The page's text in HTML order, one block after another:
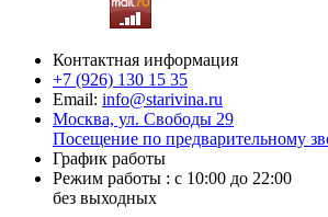
Контактная информация
+7 (926) 130 15 35
Email: info@starivina.ru
Москва, ул. Свободы 29
Посещение по предварительному
График работы
Режим работы : с 10:00 до 22:00
без выходных